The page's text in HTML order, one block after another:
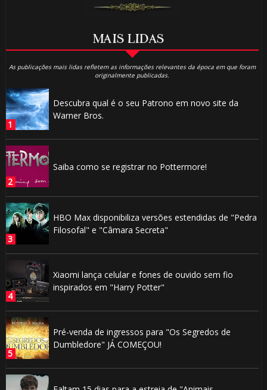
MAIS LIDAS
As publicações mais lidas refletem as informações relevantes da época em que foram
originalmente publicadas.
Descubra qual é o seu Patrono em novo site da
Warner Bros.
Saiba como se registrar no Pottermore!
HBO Max disponibiliza versões estendidas de "Pedra
Filosofal" e "Câmara Secreta"
Xiaomi lança celular e fones de ouvido sem fio
inspirados em "Harry Potter"
Pré-venda de ingressos para "Os Segredos de
Dumbledore" JÁ COMEÇOU!